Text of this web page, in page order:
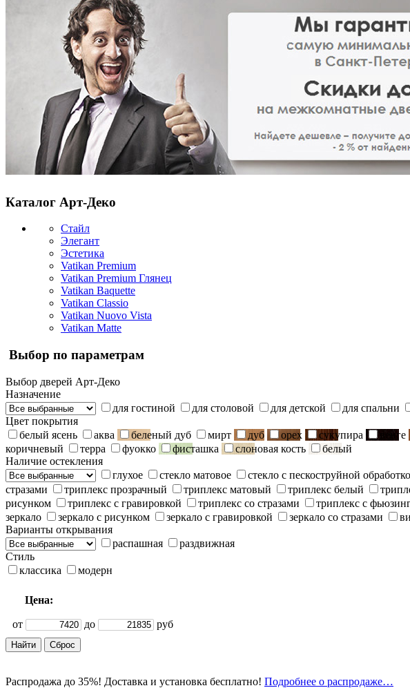
Каталог Арт-Деко
Стайл
Элегант
Эстетика
Vatikan Premium
Vatikan Premium Глянец
Vatikan Baquette
Vatikan Classio
Vatikan Nuovo Vista
Vatikan Matte
Выбор по параметрам
Выбор дверей Арт-Деко
Назначение
для гостиной
для столовой для детской для спальни
Цвет покрытия
белый ясень
аква беленый дуб мирт дуб орех сукупира венге
коричневый
терра фуокко фисташка слоновая кость
белый
Наличие остекления
глухое
стекло матовое стекло с пескоструйной
стразами
триплекс прозрачный триплекс матовый триплекс белый
рисунком
триплекс с гравировкой триплекс со стразами триплекс с
зеркало
зеркало с рисунком зеркало с гравировкой зеркало со стразами
Варианты открывания
распашная
раздвижная
Стиль
классика
модерн
Цена:
от до руб
Распродажа до 35%! Доставка и установка бесплатно! Подробнее о распродаже…